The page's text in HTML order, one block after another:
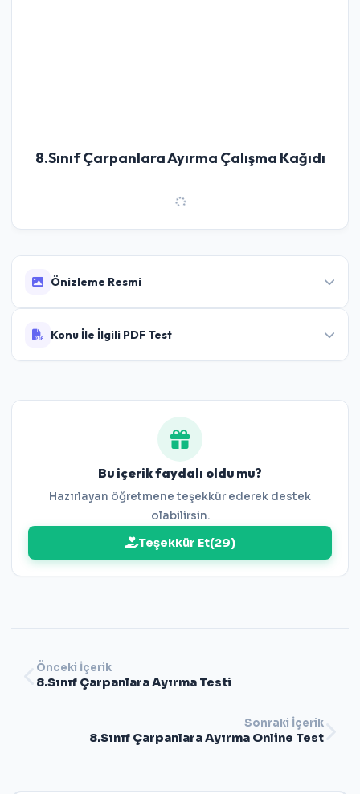
8.Sınıf Çarpanlara Ayırma Çalışma Kağıdı
Önizleme Resmi
Konu İle İlgili PDF Test
Bu içerik faydalı oldu mu?
Hazırlayan öğretmene teşekkür ederek destek
olabilirsin.
Teşekkür Et(29)
Önceki İçerik
8.Sınıf Çarpanlara Ayırma Testi
Sonraki İçerik
8.Sınıf Çarpanlara Ayırma Online Test